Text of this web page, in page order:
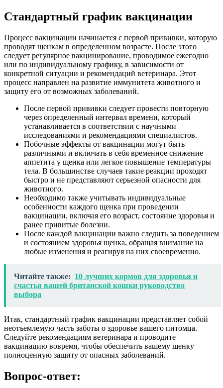
Стандартный график вакцинации
Процесс вакцинации начинается с первой прививки, которую
проводят щенкам в определенном возрасте. После этого
следует регулярное вакцинирование, проводимое ежегодно
или по индивидуальному графику, в зависимости от
конкретной ситуации и рекомендаций ветеринара. Этот
процесс направлен на развитие иммунитета животного и
защиту его от возможных заболеваний.
После первой прививки следует провести повторную
через определенный интервал времени, который
устанавливается в соответствии с научными
исследованиями и рекомендациями специалистов.
Побочные эффекты от вакцинации могут быть
различными и включать в себя временное снижение
аппетита у щенка или легкое повышение температуры
тела. В большинстве случаев такие реакции проходят
быстро и не представляют серьезной опасности для
животного.
Необходимо также учитывать индивидуальные
особенности каждого щенка при проведении
вакцинации, включая его возраст, состояние здоровья и
ранее привитые болезни.
После каждой вакцинации важно следить за поведением
и состоянием здоровья щенка, обращая внимание на
любые изменения и реагируя на них своевременно.
Читайте также: 10 лучших кормов для здоровья и
счастья вашей британской кошки руководство
выбора
Итак, стандартный график вакцинации представляет собой
неотъемлемую часть заботы о здоровье вашего питомца.
Следуйте рекомендациям ветеринара и проводите
вакцинацию вовремя, чтобы обеспечить вашему щенку
полноценную защиту от опасных заболеваний.
Вопрос-ответ: